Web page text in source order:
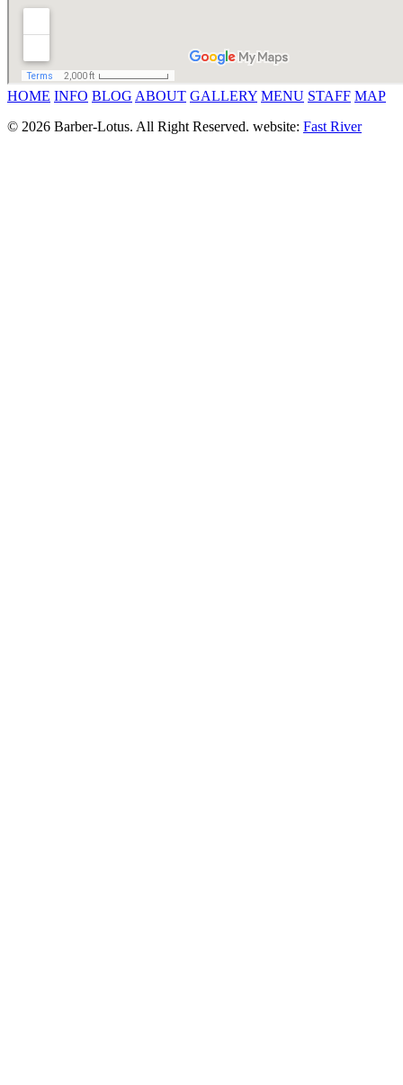
HOME INFO BLOG ABOUT GALLERY MENU STAFF MAP
© 2026 Barber-Lotus. All Right Reserved. website: Fast River